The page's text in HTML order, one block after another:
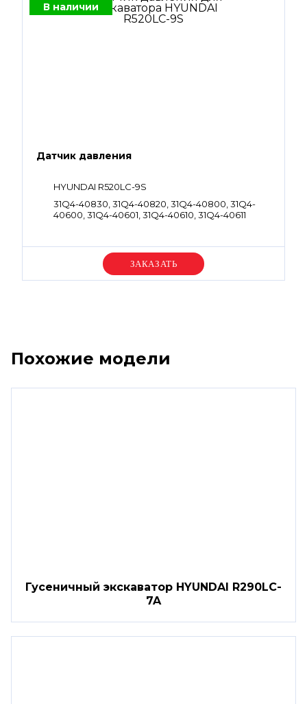
В наличии
Датчик давления
HYUNDAI R520LC-9S
31Q4-40830, 31Q4-40820, 31Q4-40800, 31Q4-
40600, 31Q4-40601, 31Q4-40610, 31Q4-40611
Уточняйте цену
Похожие модели
Гусеничный экскаватор HYUNDAI R290LC-
7A